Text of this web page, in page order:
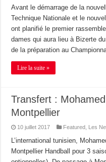
Avant le démarrage de la
Technique Nationale et le
ont planifié le premier
dames qui aura lieu à Bizerte
de la préparation au
Lire la suite »
Transfert :
Montpellier
10 juillet 2017 Featured Les
L’international tunisien,
Montpellier Handball pour 3